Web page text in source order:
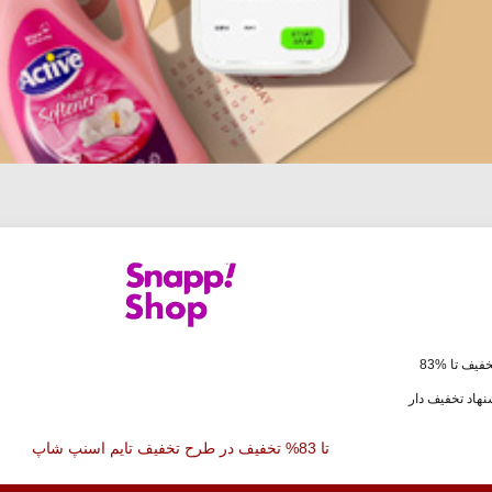
تا %83
تخفیف دار
تا 83% تخفیف در طرح تخفیف تایم اسنپ شاپ